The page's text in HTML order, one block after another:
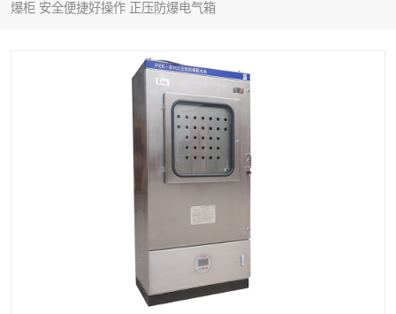
爆柜 安全便捷好操作 正压防爆电气箱